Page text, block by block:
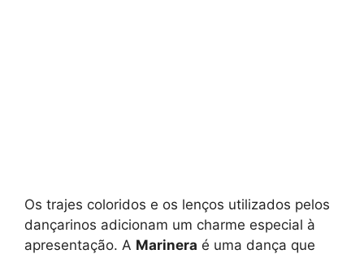
Os trajes coloridos e os lenços utilizados pelos
dançarinos adicionam um charme especial à
apresentação. A Marinera é uma dança que